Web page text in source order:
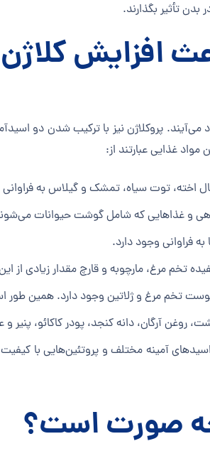
تأثیر بگذارند.
افزایش
می‌آیند. پروکلاژن نیز با ترکیب شدن دو
غذایی عبارتند از:
اخته، توت سیاه، تمشک و گیلاس به
تخم مرغ، مارچوبه و قارچ مقدار زیادی از
تخم مرغ و ژلاتین وجود دارد. همین طور
روغن آرگان، دانه کنجد، پودر کاکائو،
آمینه مختلف و پروتئین‌هایی با
چه صورت است؟